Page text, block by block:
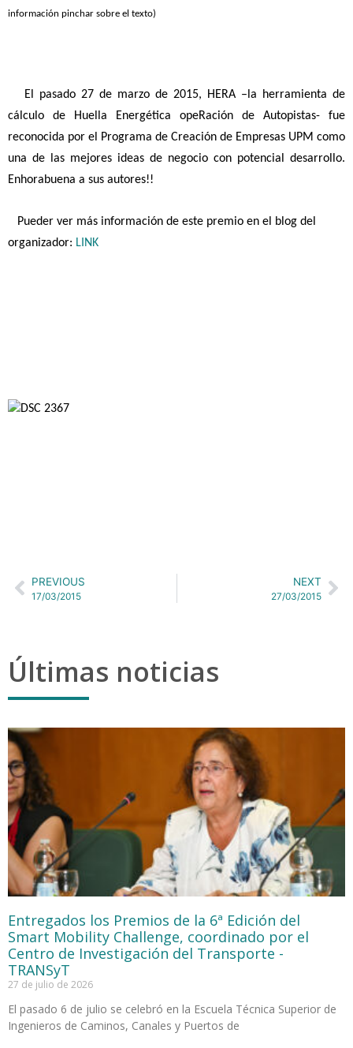
información pinchar sobre el texto)
El pasado 27 de marzo de 2015, HERA –la herramienta de
cálculo de Huella Energética opeRación de Autopistas- fue
reconocida por el Programa de Creación de Empresas UPM como
una de las mejores ideas de negocio con potencial desarrollo.
Enhorabuena a sus autores!!
Pueder ver más información de este premio en el blog del
organizador: LINK
PREVIOUS
17/03/2015
NEXT
27/03/2015
Últimas noticias
Entregados los Premios de la 6ª Edición del
Smart Mobility Challenge, coordinado por el
Centro de Investigación del Transporte -
TRANSyT
27 de julio de 2026
El pasado 6 de julio se celebró en la Escuela Técnica Superior de
Ingenieros de Caminos, Canales y Puertos de